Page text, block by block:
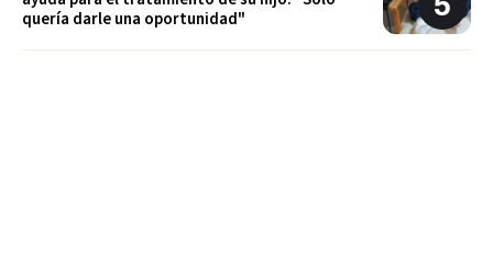
quería darle una oportunidad"